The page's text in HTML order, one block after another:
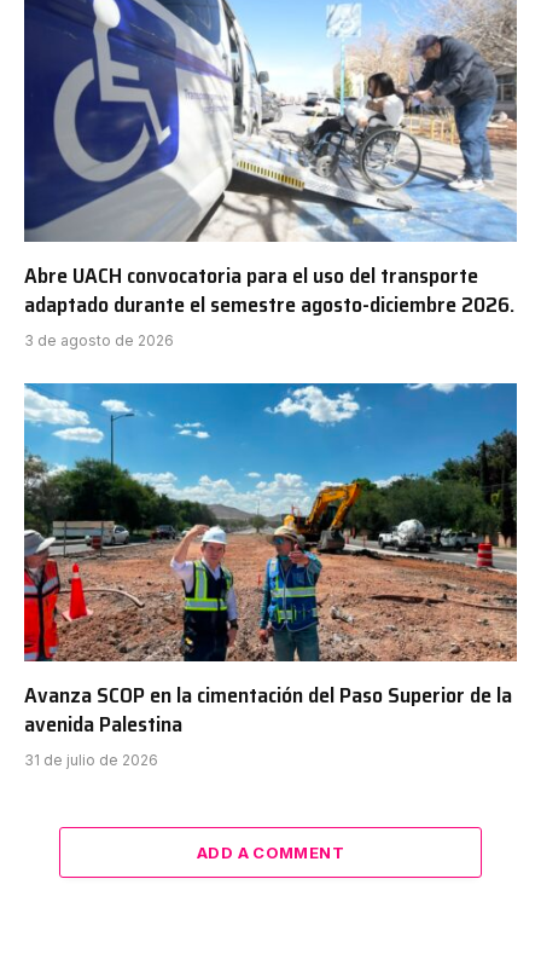
Abre UACH convocatoria para el uso del transporte
adaptado durante el semestre agosto-diciembre 2026.
3 de agosto de 2026
Avanza SCOP en la cimentación del Paso Superior de la
avenida Palestina
31 de julio de 2026
ADD A COMMENT